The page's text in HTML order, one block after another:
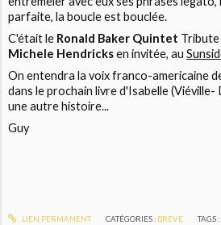
parfaite, la boucle est bouclée.
C'était le Ronald Baker Quintet Tribute
Michele Hendricksen invitée, au
On entendra la voix franco-americaine
dans le prochain livre d'Isabelle (Viéville-
une autre histoire...
Guy
LIEN PERMANENT CATÉGORIES : BREVE TAGS :